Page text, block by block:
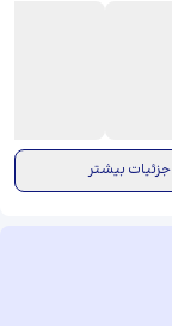
جزئیات بیشتر